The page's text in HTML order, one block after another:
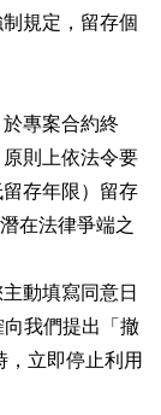
規定，留存個
專案合約終
則上依法令要
存年限）留存
在法律爭端之
動填寫同意日
我們提出「撤
，立即停止利用